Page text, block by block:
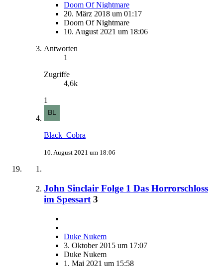
Doom Of Nightmare
20. März 2018 um 01:17
Doom Of Nightmare
10. August 2021 um 18:06
Antworten
1
Zugriffe
4,6k
1
Black_Cobra
10. August 2021 um 18:06
John Sinclair Folge 1 Das Horrorschloss
im Spessart 3
Duke Nukem
3. Oktober 2015 um 17:07
Duke Nukem
1. Mai 2021 um 15:58